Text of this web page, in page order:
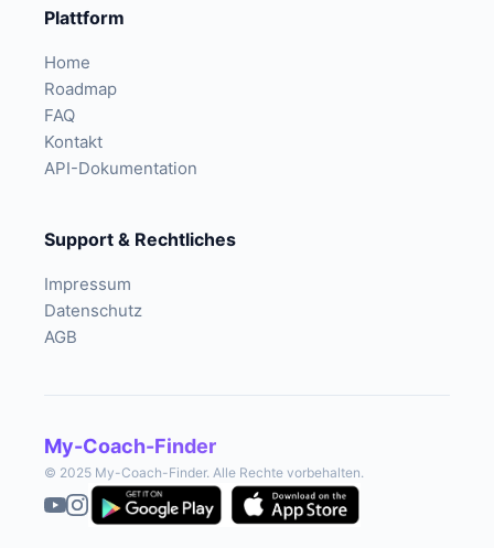
Plattform
Home
Roadmap
FAQ
Kontakt
API-Dokumentation
Support & Rechtliches
Impressum
Datenschutz
AGB
My-Coach-Finder
© 2025 My-Coach-Finder. Alle Rechte vorbehalten.